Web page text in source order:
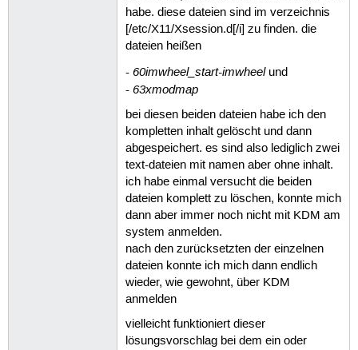
habe. diese dateien sind im verzeichnis
[/etc/X11/Xsession.d[/i] zu finden. die
dateien heißen
- 60imwheel_start-imwheelund
- 63xmodmap
bei diesen beiden dateien habe ich den
kompletten inhalt gelöscht und dann
abgespeichert. es sind also lediglich zwei
text-dateien mit namen aber ohne inhalt.
ich habe einmal versucht die beiden
dateien komplett zu löschen, konnte mich
dann aber immer noch nicht mit KDM am
system anmelden.
nach den zurücksetzten der einzelnen
dateien konnte ich mich dann endlich
wieder, wie gewohnt, über KDM
anmelden
vielleicht funktioniert dieser
lösungsvorschlag bei dem ein oder